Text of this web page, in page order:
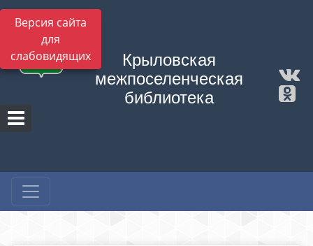
Версия сайта
для
слабовидящих
Крыловская
межпоселенческая
библиотека